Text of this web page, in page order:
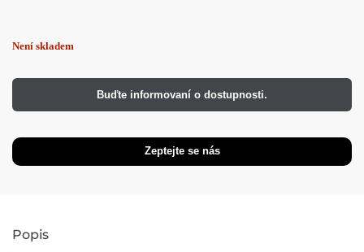
Buďte informovaní o dostupnosti.
Popis